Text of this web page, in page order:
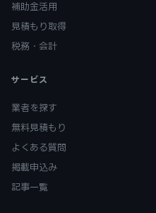
補助金活用
見積もり取得
税務・会計
サービス
業者を探す
無料見積もり
よくある質問
掲載申込み
記事一覧